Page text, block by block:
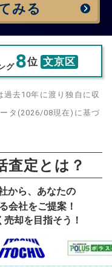
みる
グ 8位 文京区
去10年に渡り独自に収
タ(2026/08現在)に基づ
査定とは？
から、あなたの
会社をご提案！
売却を目指そう！